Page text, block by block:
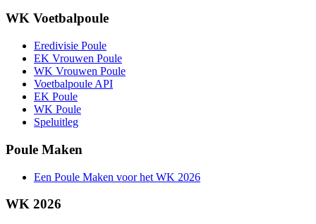
WK Voetbalpoule
Eredivisie Poule
EK Vrouwen Poule
WK Vrouwen Poule
Voetbalpoule API
EK Poule
WK Poule
Speluitleg
Poule Maken
Een Poule Maken voor het WK 2026
WK 2026